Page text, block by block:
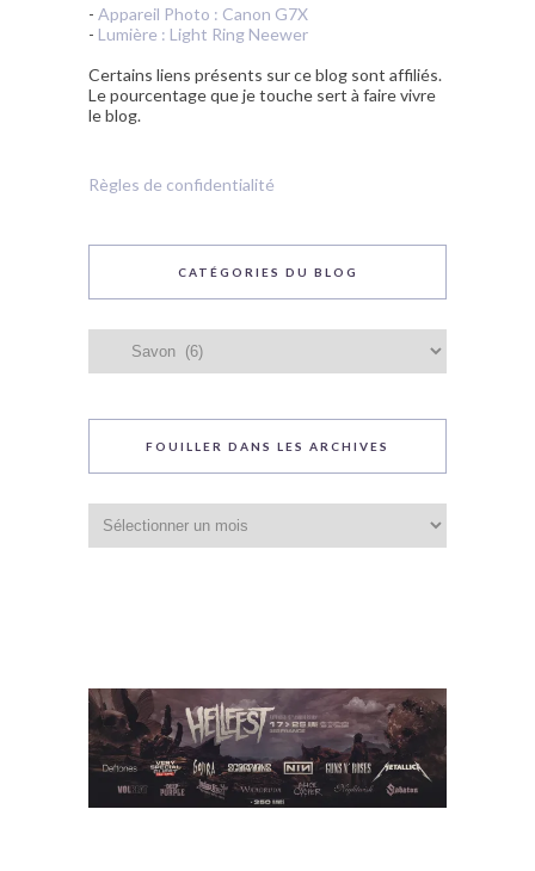
- Appareil Photo : Canon G7X
- Lumière : Light Ring Neewer
Certains liens présents sur ce blog sont affiliés.
Le pourcentage que je touche sert à faire vivre
le blog.
Règles de confidentialité
CATÉGORIES DU BLOG
blog
FOUILLER DANS LES ARCHIVES
dans
les